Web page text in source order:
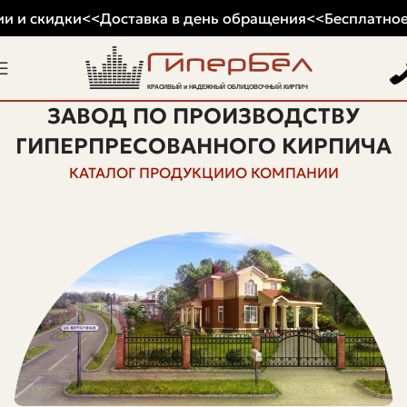
ЗАВОД ПО ПРОИЗВОДСТВУ
ГИПЕРПРЕСОВАННОГО КИРПИЧА
КАТАЛОГ ПРОДУКЦИИО КОМПАНИИ
и скидки<<Доставка в день обращения<<Бесплатное